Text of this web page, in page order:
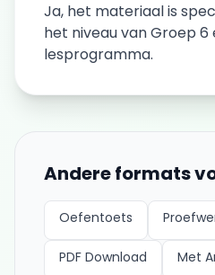
Ja, het materiaal is
het niveau vanGroep 6
lesprogramma.
Andere formats
Oefentoets
PDF Download Met